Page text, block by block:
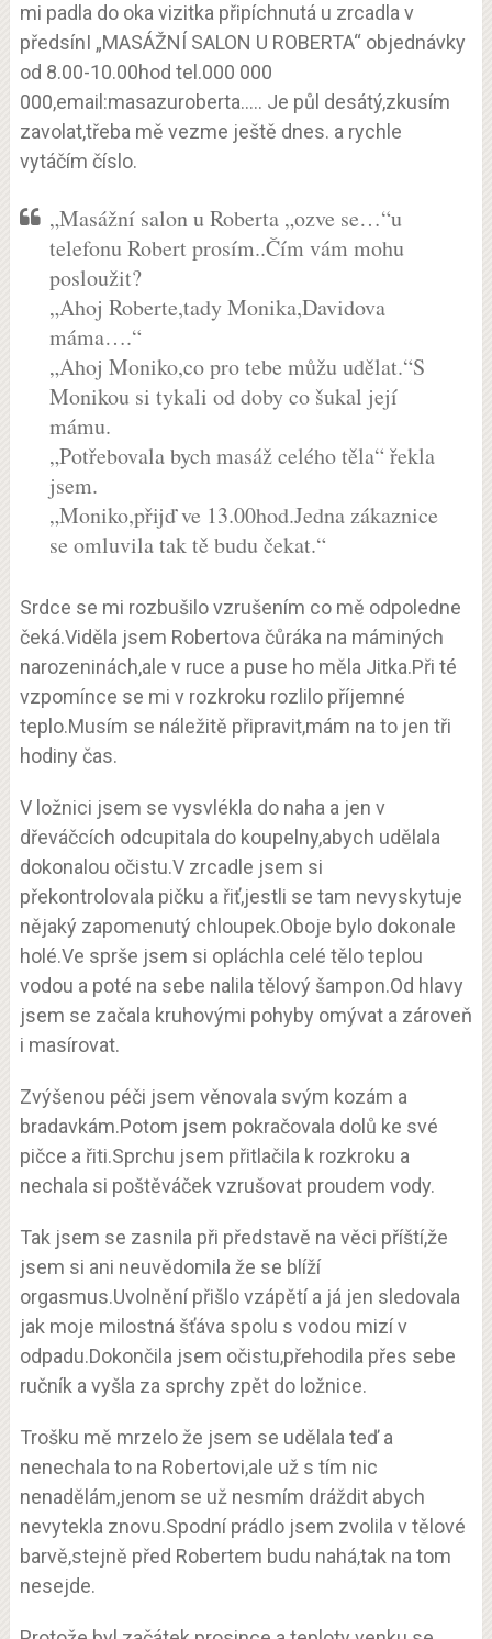
mi padla do oka vizitka připíchnutá u zrcadla v
předsínI „MASÁŽNÍ SALON U ROBERTA“ objednávky
od 8.00-10.00hod tel.000 000
000,email:masazuroberta….. Je půl desátý,zkusím
zavolat,třeba mě vezme ještě dnes. a rychle
vytáčím číslo.
„Masážní salon u Roberta „ozve se…“u
telefonu Robert prosím..Čím vám mohu
posloužit?
„Ahoj Roberte,tady Monika,Davidova
máma….“
„Ahoj Moniko,co pro tebe můžu udělat.“S
Monikou si tykali od doby co šukal její
mámu.
„Potřebovala bych masáž celého těla“ řekla
jsem.
„Moniko,přijď ve 13.00hod.Jedna zákaznice
se omluvila tak tě budu čekat.“
Srdce se mi rozbušilo vzrušením co mě odpoledne
čeká.Viděla jsem Robertova čůráka na máminých
narozeninách,ale v ruce a puse ho měla Jitka.Při té
vzpomínce se mi v rozkroku rozlilo příjemné
teplo.Musím se náležitě připravit,mám na to jen tři
hodiny čas.
V ložnici jsem se vysvlékla do naha a jen v
dřeváčcích odcupitala do koupelny,abych udělala
dokonalou očistu.V zrcadle jsem si
překontrolovala pičku a řiť,jestli se tam nevyskytuje
nějaký zapomenutý chloupek.Oboje bylo dokonale
holé.Ve sprše jsem si opláchla celé tělo teplou
vodou a poté na sebe nalila tělový šampon.Od hlavy
jsem se začala kruhovými pohyby omývat a zároveň
i masírovat.
Zvýšenou péči jsem věnovala svým kozám a
bradavkám.Potom jsem pokračovala dolů ke své
pičce a řiti.Sprchu jsem přitlačila k rozkroku a
nechala si poštěváček vzrušovat proudem vody.
Tak jsem se zasnila při představě na věci příští,že
jsem si ani neuvědomila že se blíží
orgasmus.Uvolnění přišlo vzápětí a já jen sledovala
jak moje milostná šťáva spolu s vodou mizí v
odpadu.Dokončila jsem očistu,přehodila přes sebe
ručník a vyšla za sprchy zpět do ložnice.
Trošku mě mrzelo že jsem se udělala teď a
nenechala to na Robertovi,ale už s tím nic
nenadělám,jenom se už nesmím dráždit abych
nevytekla znovu.Spodní prádlo jsem zvolila v tělové
barvě,stejně před Robertem budu nahá,tak na tom
nesejde.